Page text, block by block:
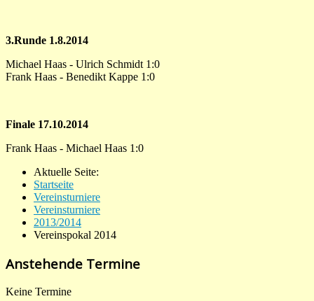
3.Runde 1.8.2014
Michael Haas - Ulrich Schmidt 1:0
Frank Haas - Benedikt Kappe 1:0
Finale 17.10.2014
Frank Haas - Michael Haas 1:0
Aktuelle Seite:
Startseite
Vereinsturniere
Vereinsturniere
2013/2014
Vereinspokal 2014
Anstehende Termine
Keine Termine